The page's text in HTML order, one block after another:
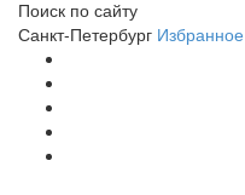
Поиск по сайту
Санкт-Петербург Избранное